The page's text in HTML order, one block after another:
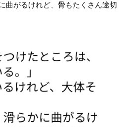
曲がるけれど、骨もたくさん途切